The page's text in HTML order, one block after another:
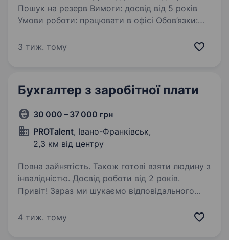
Пошук на резерв Вимоги: досвід від 5 років
Умови роботи: працювати в офісі Обов’язки:
3 тиж. тому
Бухгалтер з заробітної плати
30 000 – 37 000 грн
PROTalent, Івано-Франківськ,
2,3 км від центру
Повна зайнятість. Також готові взяти людину з
інвалідністю. Досвід роботи від 2 років.
Привіт! Зараз ми шукаємо відповідального
в компанію, яка стрімко розвивається,
4 тиж. тому